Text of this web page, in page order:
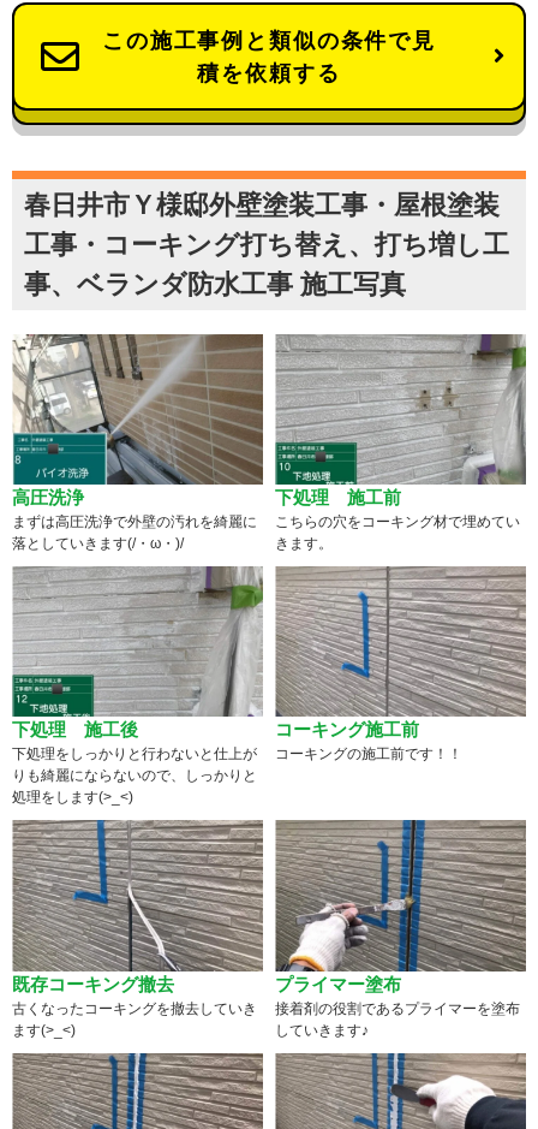
この施工事例と類似の条件で見
積を依頼する
春日井市Ｙ様邸外壁塗装工事・屋根塗装
工事・コーキング打ち替え、打ち増し工
事、ベランダ防水工事 施工写真
高圧洗浄
まずは高圧洗浄で外壁の汚れを綺麗に
落としていきます(/・ω・)/
下処理 施工前
こちらの穴をコーキング材で埋めてい
きます。
下処理 施工後
下処理をしっかりと行わないと仕上が
りも綺麗にならないので、しっかりと
処理をします(>_<)
コーキング施工前
コーキングの施工前です！！
既存コーキング撤去
古くなったコーキングを撤去していき
ます(>_<)
プライマー塗布
接着剤の役割であるプライマーを塗布
していきます♪